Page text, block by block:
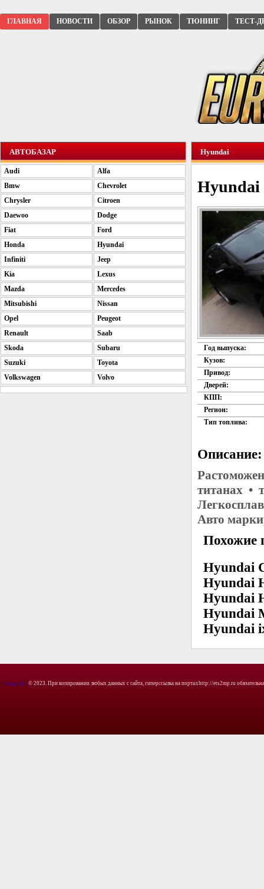
ГЛАВНАЯ НОВОСТИ ОБЗОР РЫНОК ТЮНИНГ ТЕСТ-
Hyundai
Hyundai
Год выпуска:
Кузов:
Привод:
Дверей:
КПП:
Регион:
Тип топлива:
Описание:
титанах •
Авто
Похожие
Hyundai
Hyundai
Hyundai
Hyundai
Hyundai
АВТОБАЗАР
Audi
Alfa
Bmw
Chevrolet
Chrysler
Citroen
Daewoo
Dodge
Fiat
Ford
Honda
Hyundai
Infiniti
Jeep
Kia
Lexus
Mazda
Mercedes
Mitsubishi
Nissan
Opel
Peugeot
Renault
Saab
Skoda
Subaru
Suzuki
Toyota
Volkswagen
Volvo
Copyright © 2023. При копировании любых данных с сайта, гиперссылка на портал http://ets2mp.ru